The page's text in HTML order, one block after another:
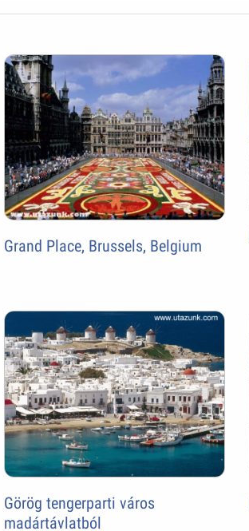
Grand Place, Brussels, Belgium
Görög tengerparti város
madártávlatból